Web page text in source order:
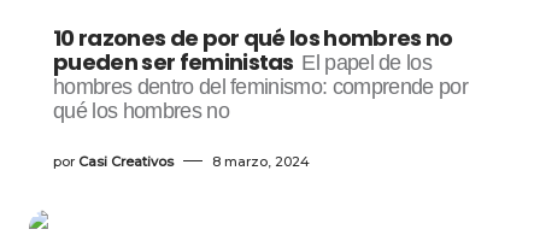
10 razones de por qué los hombres no
pueden ser feministas El papel de los
hombres dentro del feminismo: comprende por
qué los hombres no
por Casi Creativos 8 marzo, 2024